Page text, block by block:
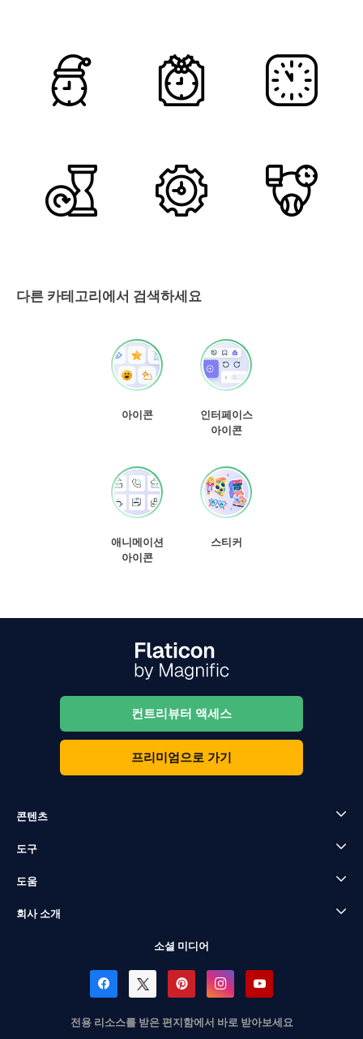
다른 카테고리에서 검색하세요
아이콘
인터페이스
아이콘
애니메이션
아이콘
스티커
컨트리뷰터 액세스
프리미엄으로 가기
콘텐츠
도구
도움
회사 소개
소셜 미디어
전용 리소스를 받은 편지함에서 바로 받아보세요